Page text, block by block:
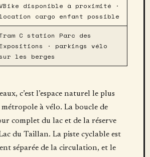
disponible à proximité ·
cargo enfant possible
C station Parc des
Expositions · parkings vélo
les berges
c’est l’espace naturel le plus
métropole à vélo. La boucle de
complet du lac et de la réserve
du Taillan. La piste cyclable est
séparée de la circulation, et le